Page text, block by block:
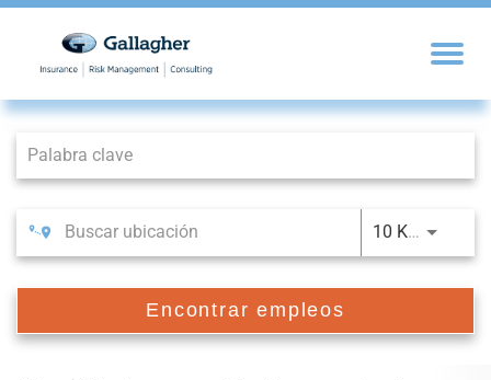
Job Search Page
10 KM
Encontrar empleos